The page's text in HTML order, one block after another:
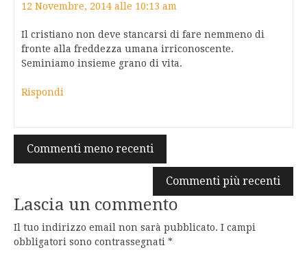
12 Novembre, 2014 alle 10:13 am
Il cristiano non deve stancarsi di fare nemmeno di
fronte alla freddezza umana irriconoscente.
Seminiamo insieme grano di vita.
Rispondi
Navigazione
commenti
Commenti meno recenti
Commenti più recenti
Lascia un commento
Il tuo indirizzo email non sarà pubblicato. I campi
obbligatori sono contrassegnati *